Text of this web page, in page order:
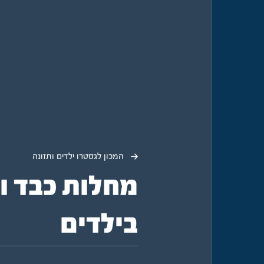
המכון לגסטרו ילדים ותזונה
מחלות כבד
בילדים